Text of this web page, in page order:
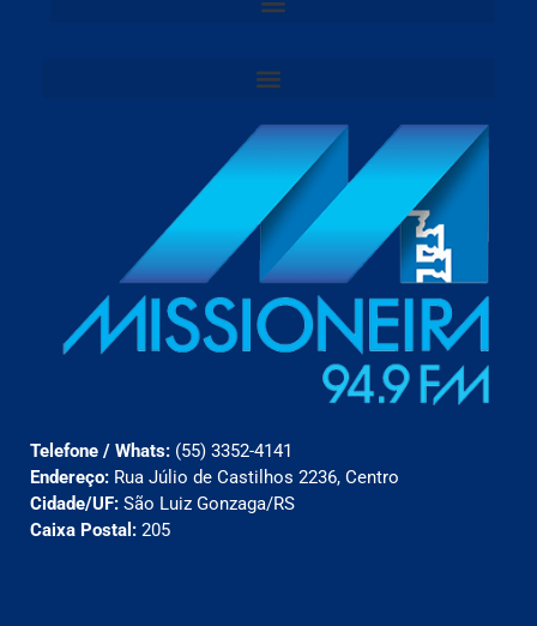
Telefone / Whats: (55) 3352-4141
Endereço: Rua Júlio de Castilhos 2236, Centro
Cidade/UF: São Luiz Gonzaga/RS
Caixa Postal: 205